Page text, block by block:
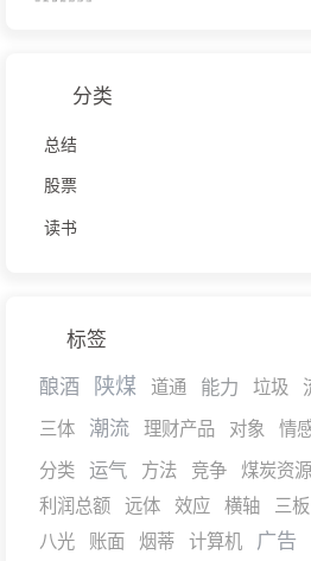
分类
总结
股票
读书
标签
酿酒 陕煤 道通 能力 垃圾
三体
潮流 理财产品 对象 情
分类 运气 方法 竞争 煤炭资源
利润总额 远体 效应 横轴 三板
八光
账面 烟蒂 计算机 广告